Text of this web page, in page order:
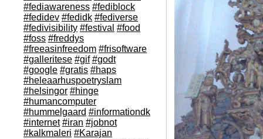
#fediawareness #fediblock
#fedidev #fedidk #fediverse
#fedivisibility #festival #food
#foss #freddys
#freeasinfreedom #frisoftware
#galleritese #gif #godt
#google #gratis #haps
#heleaarhuspoetryslam
#helsingor #hinge
#humancomputer
#hummelgaard #informationdk
#internet #iran #jobnot
#kalkmaleri #Karajan